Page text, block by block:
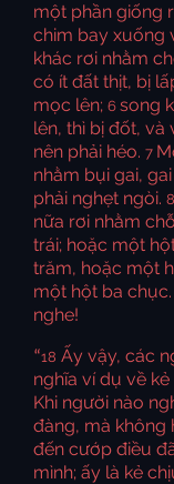
một phần giống
chim bay xuống
khác rơi nhằm
có ít đất thịt, bị
mọc lên; 6song
lên, thì bị đốt, và
nên phải héo. 7
nhằm bụi gai,
phải nghẹt ngòi. 8
nữa rơi nhằm
trái; hoặc một
trăm, hoặc một
một hột ba chục.
nghe!
“18 Ấy vậy, các
nghĩa ví dụ về
Khi người nào
đàng, mà không
đến cướp điều
mình; ấy là kẻ